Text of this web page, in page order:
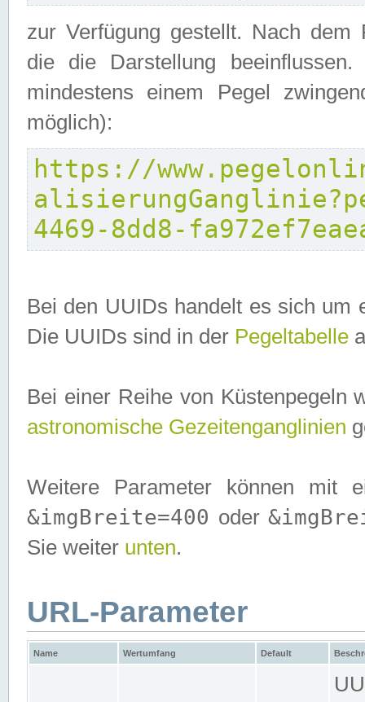
zur Verfügung gestellt. Nach dem
die die Darstellung
mindestens einem Pegel
möglich):
https://
4469-8dd8-
Bei den UUIDs handelt es sich um
Die UUIDs sind in der Pegeltabelle
Bei einer Reihe von Küstenpegeln
astronomische Gezeitenganglinien
Weitere Parameter können mit
&imgBreite=400 oder
Sie weiter unten.
URL-Parameter
Name Wertumfang Default